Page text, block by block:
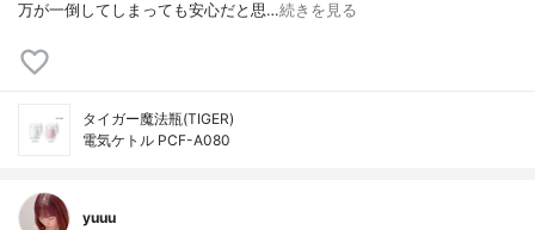
万が一倒してしまっても安心だと思…続きを見る
タイガー魔法瓶(TIGER)
電気ケトル PCF-A080
yuuu